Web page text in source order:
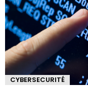
CYBERSECURITÉ